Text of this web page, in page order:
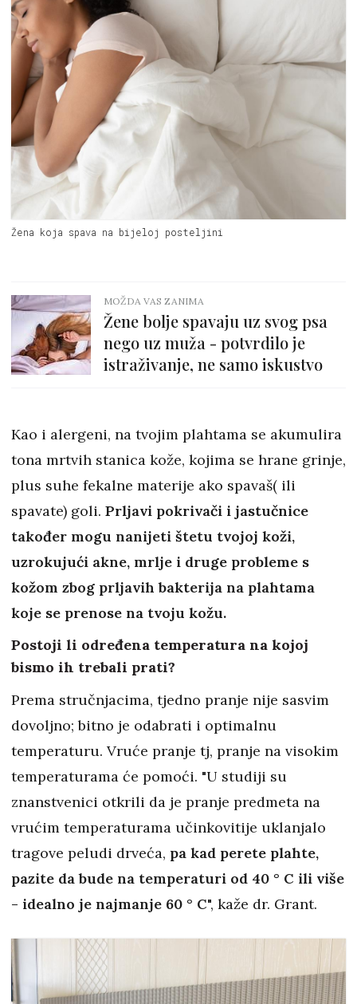
Žena koja spava na bijeloj posteljini
MOŽDA VAS ZANIMA
Žene bolje spavaju uz svog psa
nego uz muža - potvrdilo je
istraživanje, ne samo iskustvo
Kao i alergeni, na tvojim plahtama se akumulira
tona mrtvih stanica kože, kojima se hrane grinje,
plus suhe fekalne materije ako spavaš( ili
spavate) goli. Prljavi pokrivači i jastučnice
također mogu nanijeti štetu tvojoj koži,
uzrokujući akne, mrlje i druge probleme s
kožom zbog prljavih bakterija na plahtama
koje se prenose na tvoju kožu.
Postoji li određena temperatura na kojoj
bismo ih trebali prati?
Prema stručnjacima, tjedno pranje nije sasvim
dovoljno; bitno je odabrati i optimalnu
temperaturu. Vruće pranje tj, pranje na visokim
temperaturama će pomoći. "U studiji su
znanstvenici otkrili da je pranje predmeta na
vrućim temperaturama učinkovitije uklanjalo
tragove peludi drveća, pa kad perete plahte,
pazite da bude na temperaturi od 40 ° C ili više
- idealno je najmanje 60 ° C", kaže dr. Grant.